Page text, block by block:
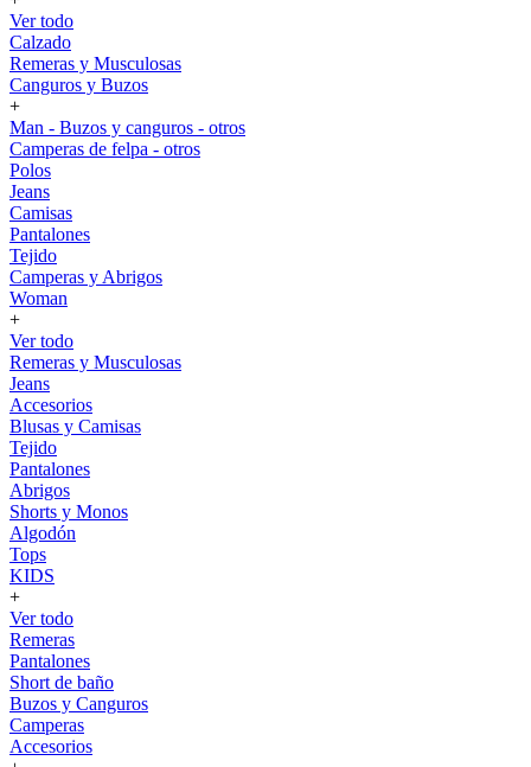
Ver todo
Calzado
Remeras y Musculosas
Canguros y Buzos
+
Man - Buzos y canguros - otros
Camperas de felpa - otros
Polos
Jeans
Camisas
Pantalones
Tejido
Camperas y Abrigos
Woman
+
Ver todo
Remeras y Musculosas
Jeans
Accesorios
Blusas y Camisas
Tejido
Pantalones
Abrigos
Shorts y Monos
Algodón
Tops
KIDS
+
Ver todo
Remeras
Pantalones
Short de baño
Buzos y Canguros
Camperas
Accesorios